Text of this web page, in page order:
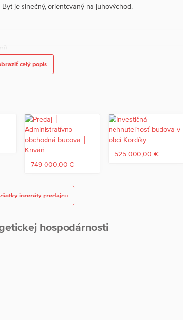
je slnečný, orientovaný na juhovýchod.
Donovalov.
celý popis
749 000,00 €
525 000,00 €
inzeráty predajcu
hospodárnosti